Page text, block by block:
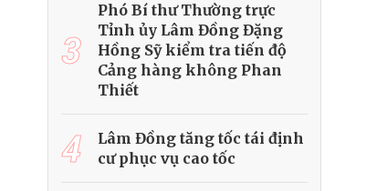
3
Phó Bí thư Thường trực
Tỉnh ủy Lâm Đồng Đặng
Hồng Sỹ kiểm tra tiến độ
Cảng hàng không Phan
Thiết
4
Lâm Đồng tăng tốc tái định
cư phục vụ cao tốc